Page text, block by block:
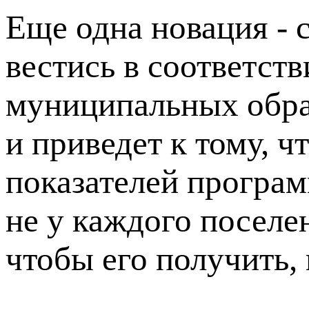
Еще одна новация -
вестись в
муниципальных
и приведет к тому,
показателей
не у каждого
чтобы его